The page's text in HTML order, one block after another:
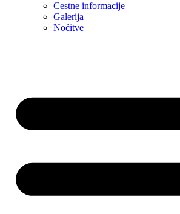
Cestne informacije
Galerija
Nočitve